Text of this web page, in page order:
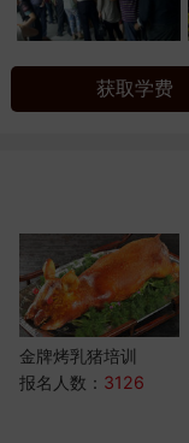
获取学费
金牌烤乳猪培训
报名人数： 3126